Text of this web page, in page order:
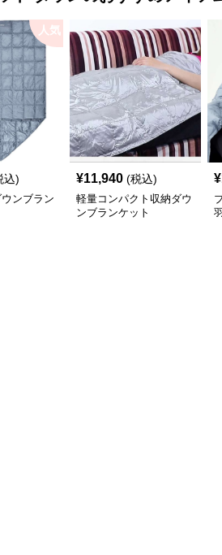
人気
込)
ンブラン
¥11,940 (税込)
軽量コンパクト収納ダウ
ンブランケット
¥